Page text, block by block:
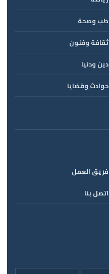
طب وصحة
ثقافة وفنون
دين ودنيا
حوادث وقضايا
فريق العمل
اتصل بنا